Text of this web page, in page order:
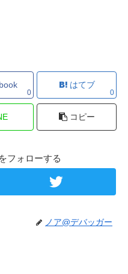
0
はてブ
0
コピー
フォローする
ノア@デバッガー